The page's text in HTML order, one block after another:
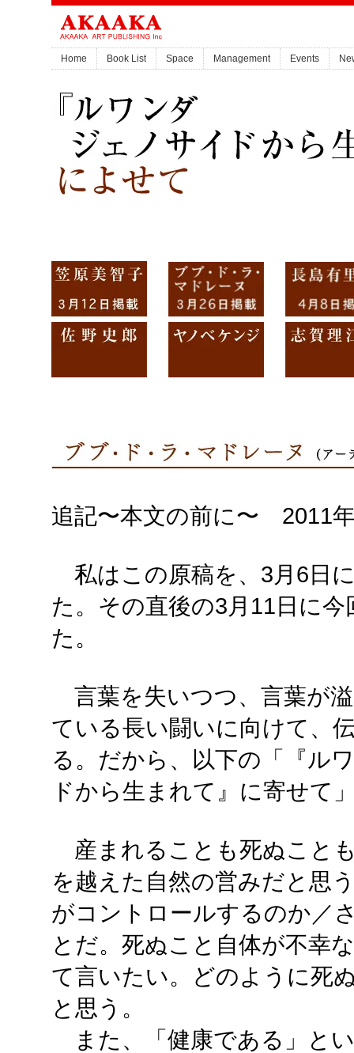
Home Book List Space Management Events
追記〜本文の前に〜 2011
私はこの原稿を、3月6日
た。その直後の3月11日に
た。
言葉を失いつつ、言葉が
ている長い闘いに向けて、
る。だから、以下の「『ル
ドから生まれて』に寄せて
産まれることも死ぬこと
を越えた自然の営みだと思
がコントロールするのか／
とだ。死ぬこと自体が不幸
て言いたい。どのように死
と思う。
また、「健康である」と